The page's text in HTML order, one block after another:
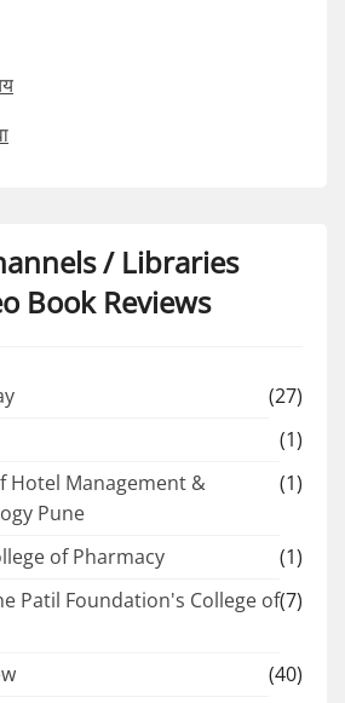
/ Libraries
Book Reviews
(27)
(1)
Hotel Management &
Pune
(1)
of Pharmacy
(1)
Patil Foundation's College of(7)
(40)